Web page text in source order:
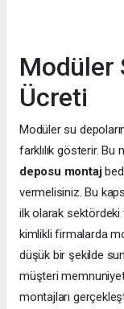
Modüler
Ücreti
Modüler su
farklılık gösterir. Bu
deposu montaj
vermelisiniz. Bu
ilk olarak sektördeki
kimlikli firmalarda
düşük bir şekilde
müşteri
montajları